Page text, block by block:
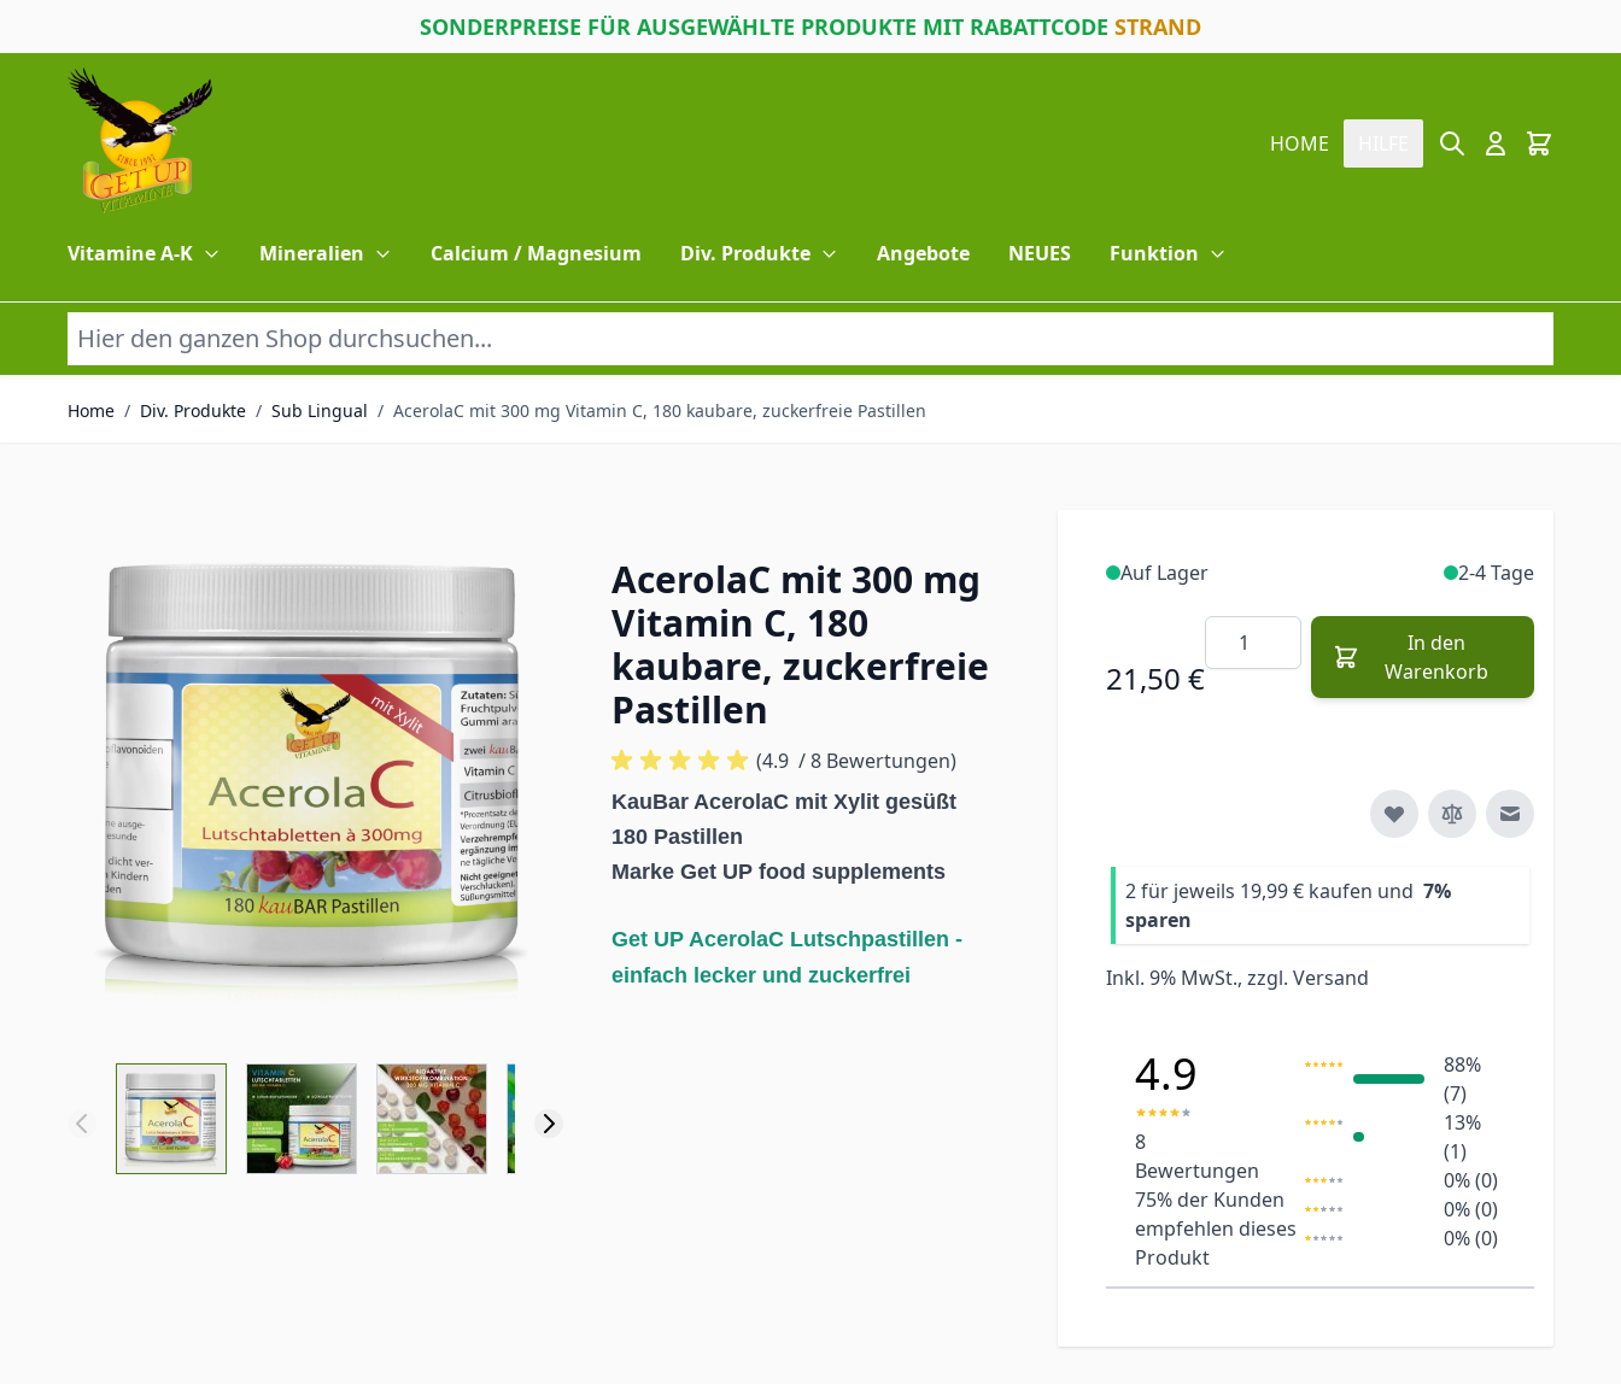
SONDERPREISE FÜR AUSGEWÄHLTE PRODUKTE MIT RABATTCODE STRAND
Direkt zum Inhalt
Vitamine A-K Mineralien Calcium / Magnesium Div. Produkte Angebote NEUES Funktion
HOME Suche Cart
Home / Div. Produkte / Sub Lingual / AcerolaC mit 300 mg Vitamin C, 180 kaubare, zuckerfreie Pastillen
View larger imageView larger imageView larger image
AcerolaC mit 300 mg
Vitamin C, 180
kaubare, zuckerfreie
Pastillen
(4.9/ 8 Bewertungen)
KauBar AcerolaC mit Xylit gesüßt
180 Pastillen
Marke Get UP food supplements
Get UP AcerolaC Lutschpastillen -
einfach lecker und zuckerfrei
Auf Lager 2-4 Tage
21,50 €
Menge
In den
Warenkorb
E-Mail an
2 für jeweils 19,99 € kaufen und 7%
sparen
Inkl. 9% MwSt., zzgl.Versand
4.9
8
Bewertungen
75% der Kunden
empfehlen dieses
Produkt
88%
(7)
13%
(1)
0% (0)
0% (0)
0% (0)